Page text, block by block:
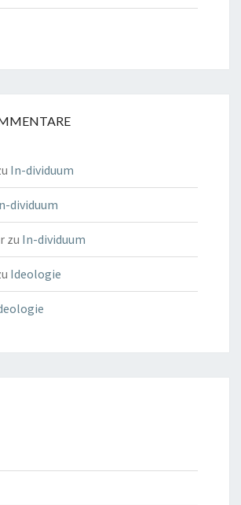
In-dividuum
dividuum
zu In-dividuum
Ideologie